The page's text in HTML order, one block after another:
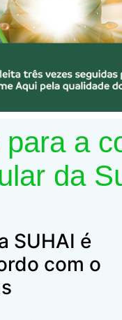
a
da
SUHAI é
com o